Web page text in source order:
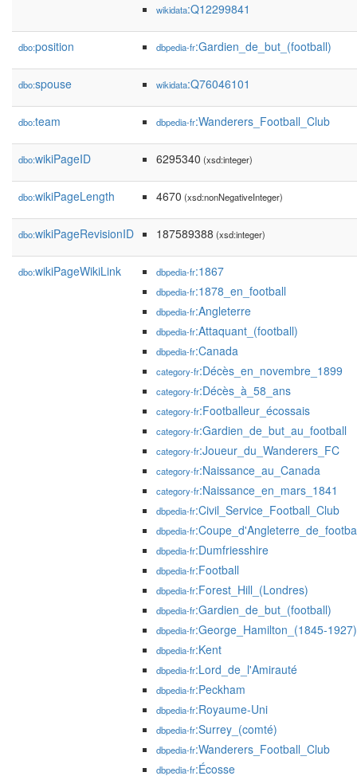
wikidata:Q12299841
dbo:position dbpedia-fr:Gardien_de_but_(football)
dbo:spouse wikidata:Q76046101
dbo:team dbpedia-fr:Wanderers_Football_Club
dbo:wikiPageID 6295340 (xsd:integer)
dbo:wikiPageLength 4670 (xsd:nonNegativeInteger)
dbo:wikiPageRevisionID 187589388 (xsd:integer)
dbo:wikiPageWikiLink dbpedia-fr:1867
dbpedia-fr:1878_en_football
dbpedia-fr:Angleterre
dbpedia-fr:Attaquant_(football)
dbpedia-fr:Canada
category-fr:Décès_en_novembre_1899
category-fr:Décès_à_58_ans
category-fr:Footballeur_écossais
category-fr:Gardien_de_but_au_football
category-fr:Joueur_du_Wanderers_FC
category-fr:Naissance_au_Canada
category-fr:Naissance_en_mars_1841
dbpedia-fr:Civil_Service_Football_Club
dbpedia-fr
dbpedia-fr:Dumfriesshire
dbpedia-fr:Football
dbpedia-fr:Forest_Hill_(Londres)
dbpedia-fr:Gardien_de_but_(football)
dbpedia-fr:George_Hamilton_(1845-1927)
dbpedia-fr:Kent
dbpedia-fr:Lord_de_l'Amirauté
dbpedia-fr:Peckham
dbpedia-fr:Royaume-Uni
dbpedia-fr:Surrey_(comté)
dbpedia-fr:Wanderers_Football_Club
dbpedia-fr:Écosse